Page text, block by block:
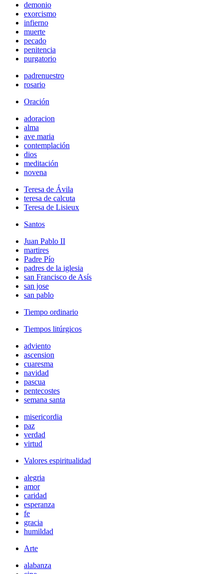
demonio
exorcismo
infierno
muerte
pecado
penitencia
purgatorio
padrenuestro
rosario
Oración
adoracion
alma
ave maria
contemplación
dios
meditación
novena
Teresa de Ávila
teresa de calcuta
Teresa de Lisieux
Santos
Juan Pablo II
martires
Padre Pío
padres de la iglesia
san Francisco de Asís
san jose
san pablo
Tiempo ordinario
Tiempos litúrgicos
adviento
ascension
cuaresma
navidad
pascua
pentecostes
semana santa
misericordia
paz
verdad
virtud
Valores espiritualidad
alegria
amor
caridad
esperanza
fe
gracia
humildad
Arte
alabanza